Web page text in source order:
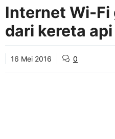
Internet Wi-Fi
dari kereta
16 Mei 2016 0